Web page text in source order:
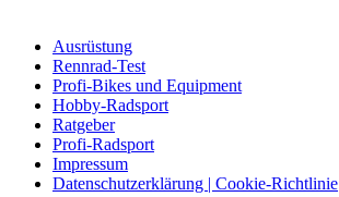
Ausrüstung
Rennrad-Test
Profi-Bikes und Equipment
Hobby-Radsport
Ratgeber
Profi-Radsport
Impressum
Datenschutzerklärung | Cookie-Richtlinie